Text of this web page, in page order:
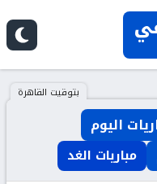
بتوقيت القاهرة
اليوم
مباريات الغد